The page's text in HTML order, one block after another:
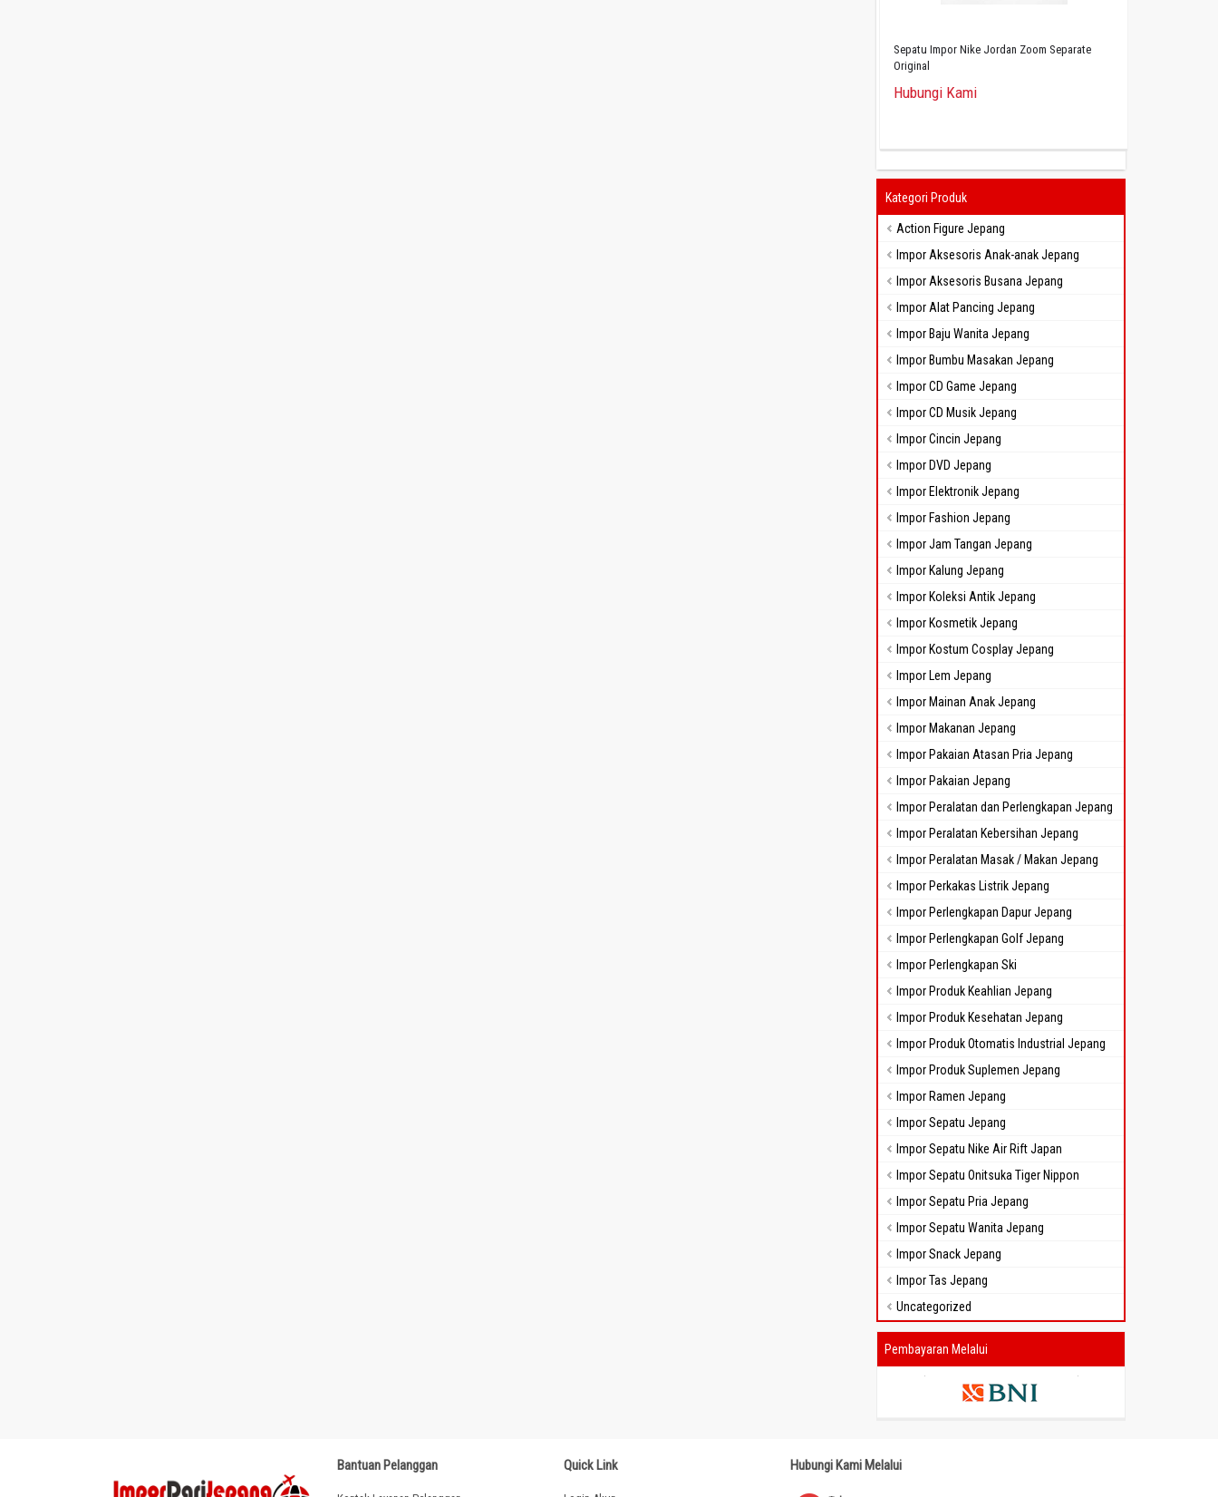
Sepatu Impor Nike Jordan Zoom Separate
Original
Hubungi Kami
Kategori Produk
Action Figure Jepang
Impor Aksesoris Anak-anak Jepang
Impor Aksesoris Busana Jepang
Impor Alat Pancing Jepang
Impor Baju Wanita Jepang
Impor Bumbu Masakan Jepang
Impor CD Game Jepang
Impor CD Musik Jepang
Impor Cincin Jepang
Impor DVD Jepang
Impor Elektronik Jepang
Impor Fashion Jepang
Impor Jam Tangan Jepang
Impor Kalung Jepang
Impor Koleksi Antik Jepang
Impor Kosmetik Jepang
Impor Kostum Cosplay Jepang
Impor Lem Jepang
Impor Mainan Anak Jepang
Impor Makanan Jepang
Impor Pakaian Atasan Pria Jepang
Impor Pakaian Jepang
Impor Peralatan dan Perlengkapan Jepang
Impor Peralatan Kebersihan Jepang
Impor Peralatan Masak / Makan Jepang
Impor Perkakas Listrik Jepang
Impor Perlengkapan Dapur Jepang
Impor Perlengkapan Golf Jepang
Impor Perlengkapan Ski
Impor Produk Keahlian Jepang
Impor Produk Kesehatan Jepang
Impor Produk Otomatis Industrial Jepang
Impor Produk Suplemen Jepang
Impor Ramen Jepang
Impor Sepatu Jepang
Impor Sepatu Nike Air Rift Japan
Impor Sepatu Onitsuka Tiger Nippon
Impor Sepatu Pria Jepang
Impor Sepatu Wanita Jepang
Impor Snack Jepang
Impor Tas Jepang
Uncategorized
Pembayaran Melalui
Bantuan Pelanggan Quick Link Hubungi Kami Melalui